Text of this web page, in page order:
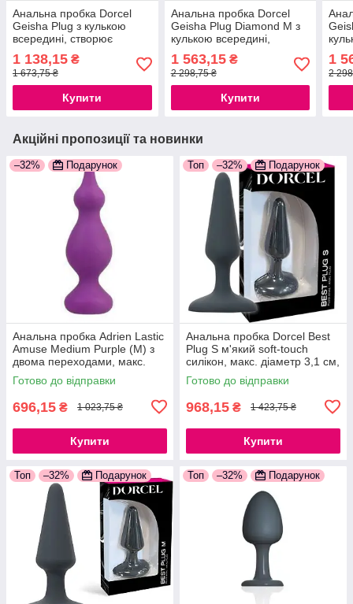
Анальна пробка Dorcel
Geisha Plug з кулькою
всередині, створює
см, силіконова
1 138,15 ₴
1 673,75 ₴
Купити
Анальна пробка Dorcel
Geisha Plug Diamond M з
кулькою всередині,
діаметр 3,2 см
777Store.com.ua
1 563,15₴
2 298,75 ₴
Купити
1
2
Акційні пропозиції та новинки
–32% Подарунок
Анальна пробка Adrien Lastic
Amuse Medium Purple (M) з
двома переходами, макс.
діаметр 3,6 см
777Store.com.ua
Готово до відправки
696,15 ₴ 1 023,75 ₴
Купити
Топ –32% Подарунок
Анальна пробка Dorcel Best
Plug S м'який soft-touch
силікон, макс. діаметр 3,1 см,
звужений і округлений кінчик,
м'який силікон
Готово до відправки
968,15 ₴ 1 423,75 ₴
Купити
Топ –32% Подарунок Топ –32% Подарунок